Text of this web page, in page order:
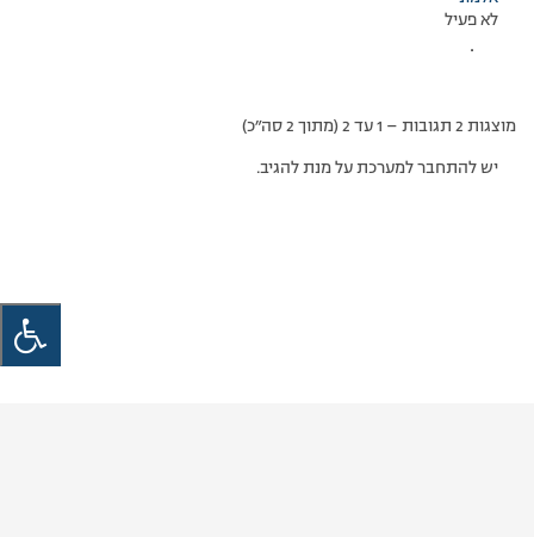
לא פעיל
.
מוצגות 2 תגובות – 1 עד 2 (מתוך 2 סה״כ)
יש להתחבר למערכת על מנת להגיב.